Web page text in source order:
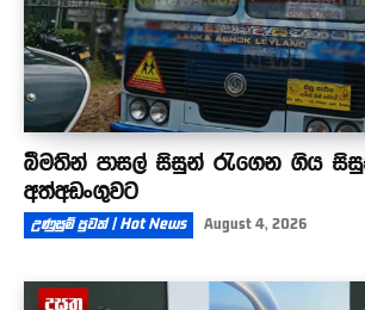
බීමතින් පාසල් සිසුන් රැගෙන ගිය
අත්අඩංගුවට
උණුසුම් පුවත් | Hot News August 4, 2026